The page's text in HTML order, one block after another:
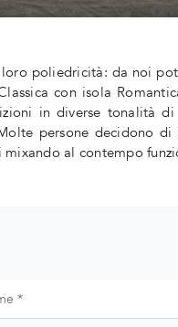
poliedricità: da noi
con isola
in diverse tonalità
persone decidono di
al contempo